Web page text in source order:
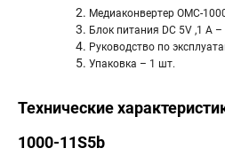
Медиаконвертер OMC-
Блок питания DC 5V ,1 A
Руководство по
Упаковка – 1 шт.
Технические
1000-11S5b